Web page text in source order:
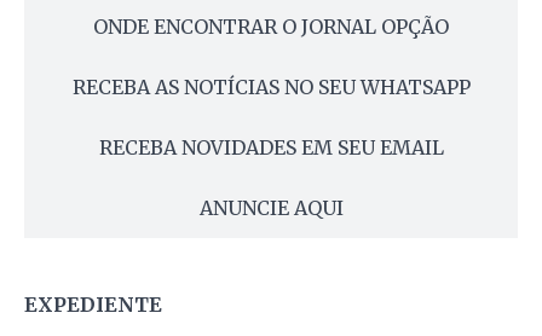
ONDE ENCONTRAR O JORNAL OPÇÃO
RECEBA AS NOTÍCIAS NO SEU WHATSAPP
RECEBA NOVIDADES EM SEU EMAIL
ANUNCIE AQUI
EXPEDIENTE